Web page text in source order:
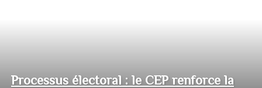
Processus électoral : le CEP renforce la